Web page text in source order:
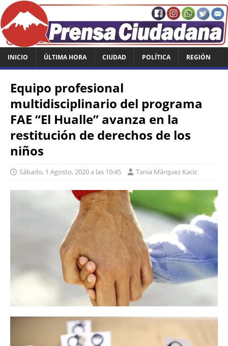
INICIO ÚLTIMA HORA CIUDAD POLÍTICA REGIÓN
Equipo profesional
multidisciplinario del programa
FAE “El Hualle” avanza en la
restitución de derechos de los
niños
Sábado, 1 Agosto, 2020 a las 10:45 Tania Márquez Kacic